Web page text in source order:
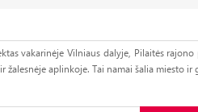
vakarinėje Vilniaus dalyje, Pilaitės
aplinkoje. Tai namai šalia miesto ir